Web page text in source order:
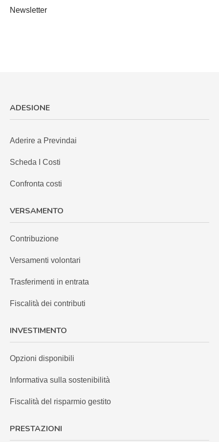
Newsletter
ADESIONE
Aderire a Previndai
Scheda I Costi
Confronta costi
VERSAMENTO
Contribuzione
Versamenti volontari
Trasferimenti in entrata
Fiscalità dei contributi
INVESTIMENTO
Opzioni disponibili
Informativa sulla sostenibilità
Fiscalità del risparmio gestito
PRESTAZIONI